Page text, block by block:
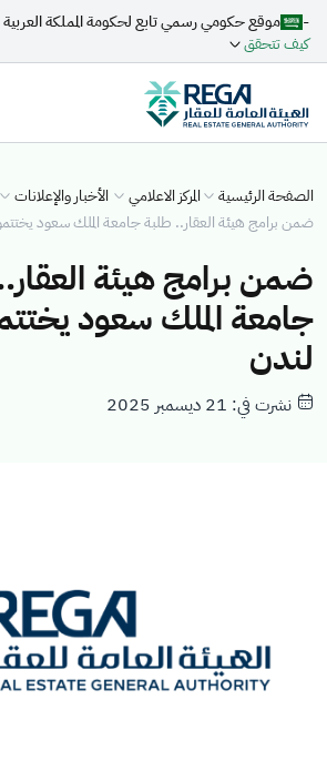
-
موقع حكومي رسمي تابع لحكومة المملكة
كيف تتحقق
الصفحة الرئيسية المركز الاعلامي
الأخبار والإعلانات
ضمن برامج هيئة العقار.. طلبة جامعة الملك سعود
ضمن برامج هيئة
جامعة الملك سعود
لندن
نشرت في: 21 ديسمبر 2025